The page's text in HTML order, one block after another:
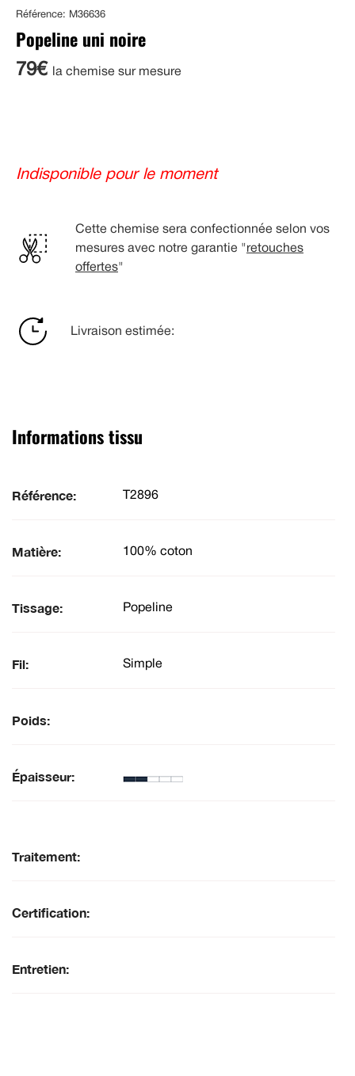
Référence: M36636
Popeline uni noire
79€ la chemise sur mesure
Indisponible pour le moment
Cette chemise sera confectionnée selon vos
mesures avec notre garantie " retouches
offertes"
Livraison estimée:
Informations tissu
Référence: T2896
Matière: 100% coton
Tissage: Popeline
Fil: Simple
Poids:
Épaisseur:
Traitement:
Certification:
Entretien: